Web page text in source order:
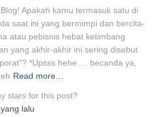
Apakah kamu termasuk satu di
saat ini yang bermimpi dan bercita-
atau pebisnis hebat ketimbang
yang akhir-akhir ini sering disebut
*Upsss hehe … becanda ya,
Read more…
stars for this post?
yang lalu